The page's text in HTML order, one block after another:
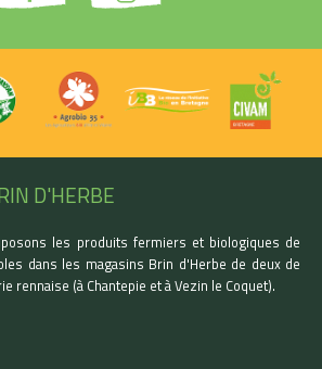
D'HERBE
les produits fermiers et biologiques de
dans les magasins Brin d'Herbe de deux de
rennaise (à Chantepie et à Vezin le Coquet).